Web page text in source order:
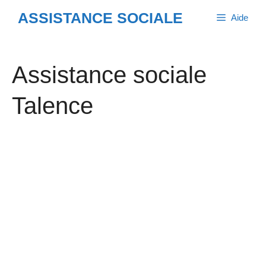
ASSISTANCE SOCIALE Aide
Assistance sociale
Talence